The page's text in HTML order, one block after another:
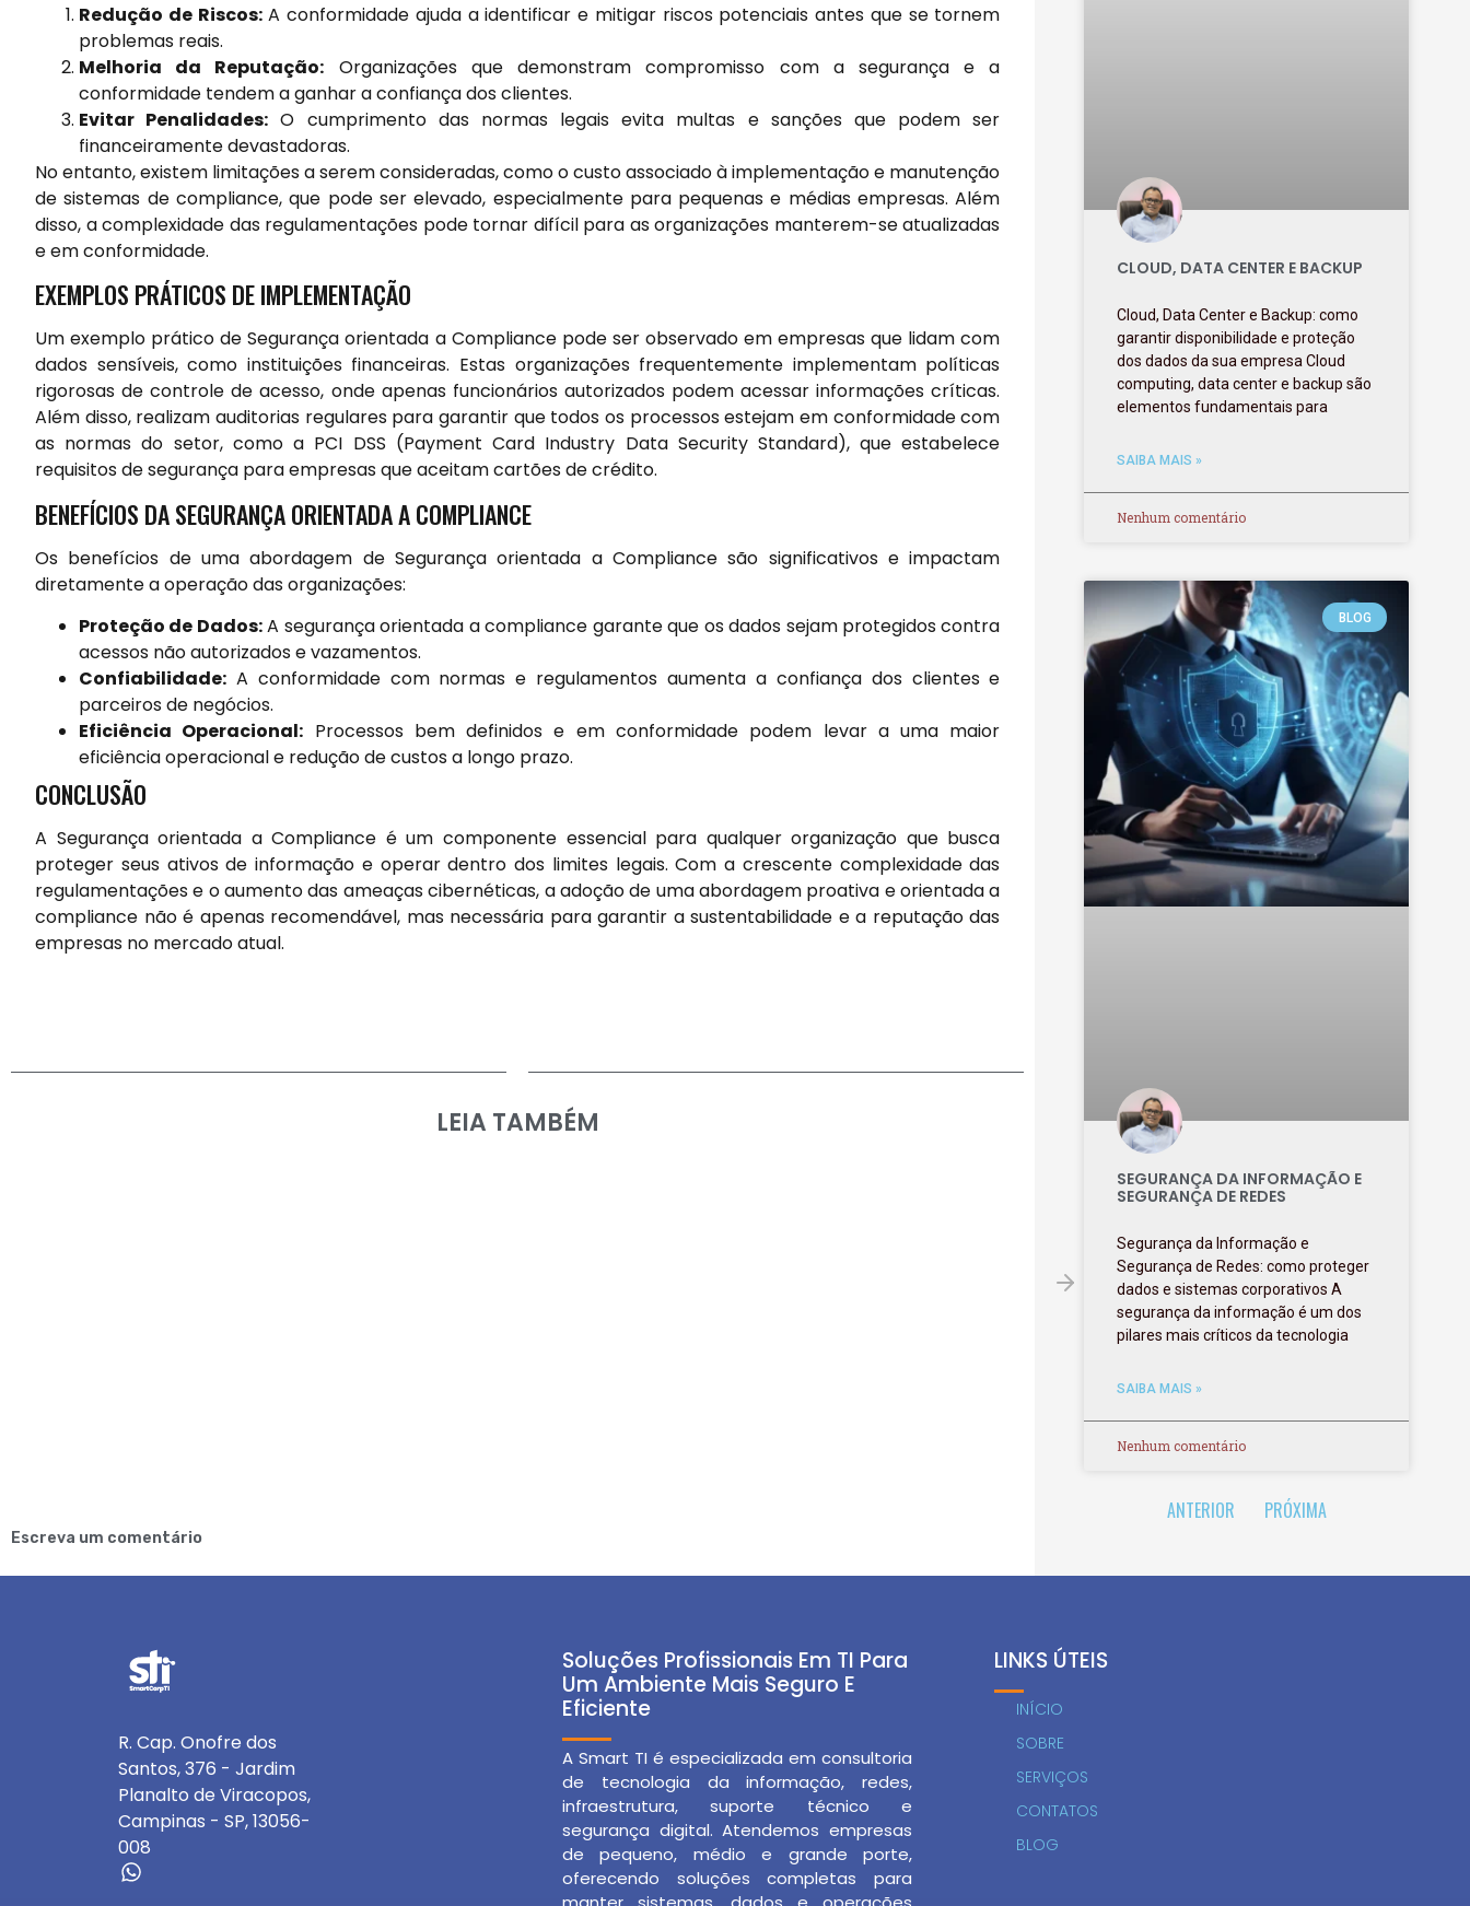
Redução de Riscos:A conformidade ajuda a identificar e mitigar riscos potenciais antes que se tornem
problemas reais.
Melhoria da Reputação: Organizações que demonstram compromisso com a segurança e a
conformidade tendem a ganhar a confiança dos clientes.
Evitar Penalidades: O cumprimento das normas legais evita multas e sanções que podem ser
financeiramente devastadoras.
No entanto, existem limitações a serem consideradas, como o custo associado à implementação e manutenção
de sistemas de compliance, que pode ser elevado, especialmente para pequenas e médias empresas. Além
disso, a complexidade das regulamentações pode tornar difícil para as organizações manterem-se atualizadas
e em conformidade.
EXEMPLOS PRÁTICOS DE IMPLEMENTAÇÃO
Um exemplo prático de Segurança orientada a Compliance pode ser observado em empresas que lidam com
dados sensíveis, como instituições financeiras. Estas organizações frequentemente implementam políticas
rigorosas de controle de acesso, onde apenas funcionários autorizados podem acessar informações críticas.
Além disso, realizam auditorias regulares para garantir que todos os processos estejam em conformidade com
as normas do setor, como a PCI DSS (Payment Card Industry Data Security Standard), que estabelece
requisitos de segurança para empresas que aceitam cartões de crédito.
BENEFÍCIOS DA SEGURANÇA ORIENTADA A COMPLIANCE
Os benefícios de uma abordagem de Segurança orientada a Compliance são significativos e impactam
diretamente a operação das organizações:
Proteção de Dados:A segurança orientada a compliance garante que os dados sejam protegidos contra
acessos não autorizados e vazamentos.
Confiabilidade: A conformidade com normas e regulamentos aumenta a confiança dos clientes e
parceiros de negócios.
Eficiência Operacional: Processos bem definidos e em conformidade podem levar a uma maior
eficiência operacional e redução de custos a longo prazo.
CONCLUSÃO
A Segurança orientada a Compliance é um componente essencial para qualquer organização que busca
proteger seus ativos de informação e operar dentro dos limites legais. Com a crescente complexidade das
regulamentações e o aumento das ameaças cibernéticas, a adoção de uma abordagem proativa e orientada a
compliance não é apenas recomendável, mas necessária para garantir a sustentabilidade e a reputação das
empresas no mercado atual.
LEIA TAMBÉM
Escreva um comentário
CLOUD, DATA CENTER E BACKUP
Cloud, Data Center e Backup: como
garantir disponibilidade e proteção
dos dados da sua empresa Cloud
computing, data center e backup são
elementos fundamentais para
SAIBA MAIS »
Nenhum comentário
BLOG
SEGURANÇA DA INFORMAÇÃO E
SEGURANÇA DE REDES
Segurança da Informação e
Segurança de Redes: como proteger
dados e sistemas corporativos A
segurança da informação é um dos
pilares mais críticos da tecnologia
SAIBA MAIS »
Nenhum comentário
ANTERIOR PRÓXIMA
R. Cap. Onofre dos
Santos, 376 - Jardim
Planalto de Viracopos,
Campinas - SP, 13056-
008
Soluções Profissionais Em TI Para
Um Ambiente Mais Seguro E
Eficiente
A Smart TI é especializada em consultoria
de tecnologia da informação, redes,
infraestrutura, suporte técnico e
segurança digital. Atendemos empresas
de pequeno, médio e grande porte,
oferecendo soluções completas para
LINKS ÚTEIS
INÍCIO
SOBRE
SERVIÇOS
CONTATOS
BLOG